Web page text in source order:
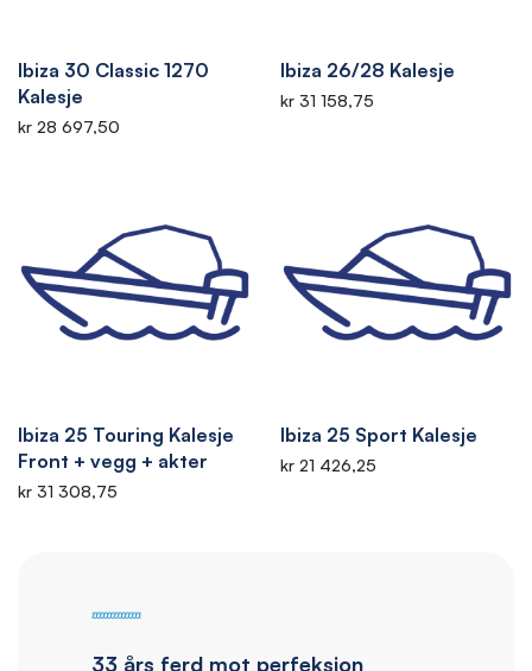
Ibiza 30 Classic 1270
Kalesje
kr 28 697,50
Ibiza 26/28 Kalesje
kr 31 158,75
Ibiza 25 Touring Kalesje
Front + vegg + akter
kr 31 308,75
Ibiza 25 Sport Kalesje
kr 21 426,25
33 års ferd mot perfeksjon